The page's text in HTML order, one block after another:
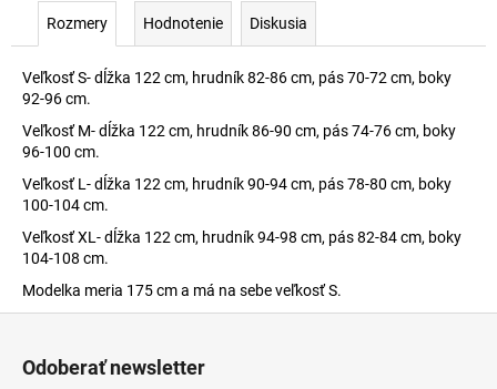
Rozmery Hodnotenie Diskusia
Veľkosť S- dĺžka 122 cm, hrudník 82-86 cm, pás 70-72 cm, boky
92-96 cm.
Veľkosť M- dĺžka 122 cm, hrudník 86-90 cm, pás 74-76 cm, boky
96-100 cm.
Veľkosť L- dĺžka 122 cm, hrudník 90-94 cm, pás 78-80 cm, boky
100-104 cm.
Veľkosť XL- dĺžka 122 cm, hrudník 94-98 cm, pás 82-84 cm, boky
104-108 cm.
Modelka meria 175 cm a má na sebe veľkosť S.
Odoberať newsletter